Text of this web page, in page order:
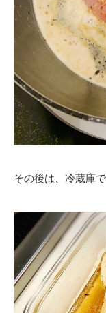
その後は、冷蔵庫